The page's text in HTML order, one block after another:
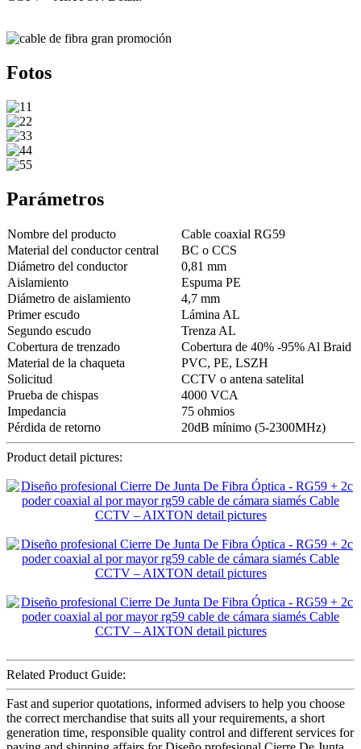
Fotos
Parámetros
Nombre del producto
Cable coaxial RG59
Material del conductor central
BC o CCS
Diámetro del conductor
0,81 mm
Aislamiento
Espuma PE
Diámetro de aislamiento
4,7 mm
Primer escudo
Lámina AL
Segundo escudo
Trenza AL
Cobertura de trenzado
Cobertura de 40% -95% Al Braid
Material de la chaqueta
PVC, PE, LSZH
Solicitud
CCTV o antena satelital
Prueba de chispas
4000 VCA
Impedancia
75 ohmios
Pérdida de retorno
20dB mínimo (5-2300MHz)
Product detail pictures:
Related Product Guide:
Fast and superior quotations, informed advisers to help you choose
the correct merchandise that suits all your requirements, a short
generation time, responsible quality control and different services for